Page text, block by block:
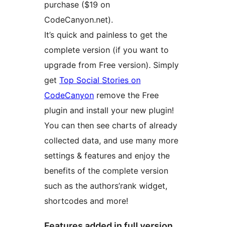
purchase ($19 on
CodeCanyon.net).
It’s quick and painless to get the
complete version (if you want to
upgrade from Free version). Simply
get Top Social Stories on
CodeCanyon remove the Free
plugin and install your new plugin!
You can then see charts of already
collected data, and use many more
settings & features and enjoy the
benefits of the complete version
such as the authors’rank widget,
shortcodes and more!